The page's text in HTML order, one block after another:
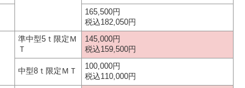
165,500円
税込182,050円
準中型5ｔ限定Ｍ
Ｔ
145,000円
税込159,500円
中型8ｔ限定ＭＴ
100,000円
税込110,000円